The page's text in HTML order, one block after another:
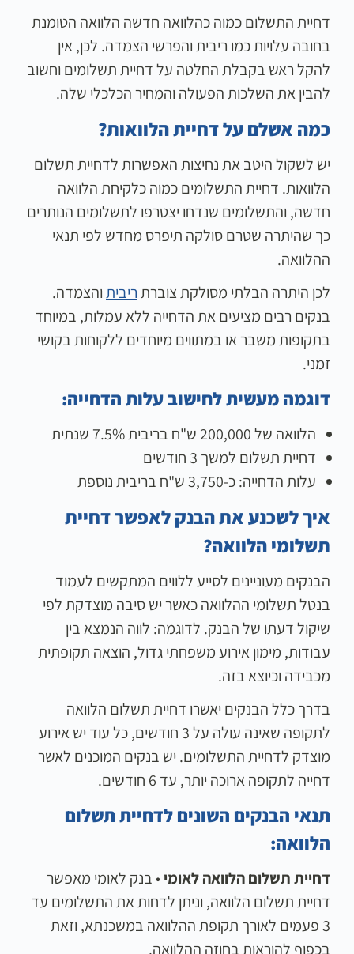
דחיית התשלום כמוה כהלוואה חדשה הלוואה הטומנת
בחובה עלויות כמו ריבית והפרשי הצמדה. לכן, אין
להקל ראש בקבלת החלטה על דחיית תשלומים וחשוב
להבין את השלכות הפעולה והמחיר הכלכלי שלה.
כמה אשלם על דחיית הלוואות?
יש לשקול היטב את נחיצות האפשרות לדחיית תשלום
הלוואות. דחיית התשלומים כמוה כלקיחת הלוואה
חדשה, והתשלומים שנדחו יצטרפו לתשלומים הנותרים
כך שהיתרה שטרם סולקה תיפרס מחדש לפי תנאי
ההלוואה.
לכן היתרה הבלתי מסולקת צוברתריביתוהצמדה.
בנקים רבים מציעים את הדחייה ללא עמלות, במיוחד
בתקופות משבר או במתווים מיוחדים ללקוחות בקושי
זמני.
דוגמה מעשית לחישוב עלות הדחייה:
הלוואה של 200,000 ש"ח בריבית 7.5% שנתית
דחיית תשלום למשך 3 חודשים
עלות הדחייה: כ-3,750 ש"ח בריבית נוספת
איך לשכנע את הבנק לאפשר דחיית
תשלומי הלוואה?
הבנקים מעוניינים לסייע ללווים המתקשים לעמוד
בנטל תשלומי ההלוואה כאשר יש סיבה מוצדקת לפי
שיקול דעתו של הבנק. לדוגמה: לווה הנמצא בין
עבודות, מימון אירוע משפחתי גדול, הוצאה תקופתית
מכבידה וכיוצא בזה.
בדרך כלל הבנקים יאשרו דחיית תשלום הלוואה
לתקופה שאינה עולה על 3 חודשים, כל עוד יש אירוע
מוצדק לדחיית התשלומים. יש בנקים המוכנים לאשר
דחייה לתקופה ארוכה יותר, עד 6 חודשים.
תנאי הבנקים השונים לדחיית תשלום
הלוואה:
דחיית תשלום הלוואה לאומי• בנק לאומי מאפשר
דחיית תשלום הלוואה, וניתן לדחות את התשלומים עד
3 פעמים לאורך תקופת ההלוואה במשכנתא, וזאת
בכפוף להוראות בחוזה ההלוואה.